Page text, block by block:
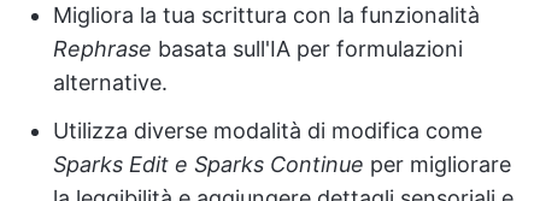
Migliora la tua scrittura con la funzionalità
Rephrase basata sull'IA per formulazioni
alternative.
Utilizza diverse modalità di modifica come
Sparks Edit e Sparks Continue per migliorare